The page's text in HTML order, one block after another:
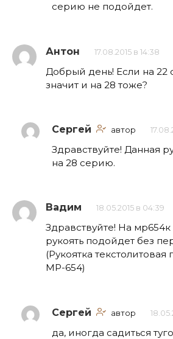
серию не подойдет.
Антон 17.08.2015 в 14:38
Добрый день! Если на 22
значит и на 28 тоже?
Сергей автор
Здравствуйте! Данная
на 28 серию.
Вадим 18.05.2015 в 04:39
Здравствуйте! На
рукоять подойдет без
(Рукоятка
МР-654)
Сергей автор
да, иногда садиться